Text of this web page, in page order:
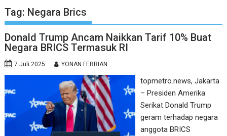
Tag: Negara Brics
Donald Trump Ancam Naikkan Tarif 10% Buat
Negara BRICS Termasuk RI
7 Juli 2025 YONAN FEBRIAN
topmetro.news, Jakarta
– Presiden Amerika
Serikat Donald Trump
geram terhadap negara
anggota BRICS